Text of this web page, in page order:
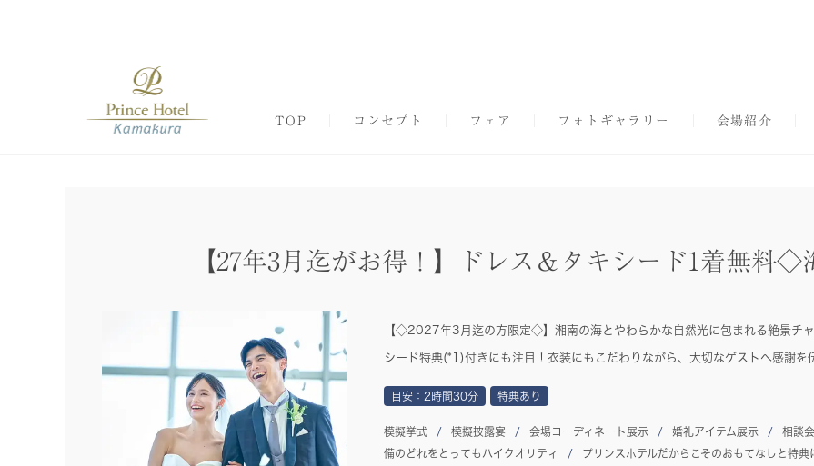
TOP コンセプト フェア フォトギャラリー 会場紹介
【27年3月迄がお得！】ドレス＆タキシード1着無料◇
【◇2027年3月迄の方限定◇】湘南の海とやわらかな自然光に包まれる絶景チ
シード特典(*1)付きにも注目！衣装にもこだわりながら、大切なゲストへ感謝を
目安：2時間30分 特典あり
模擬挙式 模擬披露宴 会場コーディネート展示 婚礼アイテム展示 相談会
備のどれをとってもハイクオリティ
プリンスホテルだからこそのおもてなしと特典